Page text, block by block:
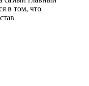
в том, что